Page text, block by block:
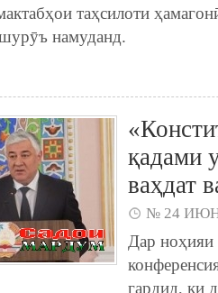
таҳсилоти
намуданд.
қадами
ваҳдат
№ 24
Дар
гардид, ки